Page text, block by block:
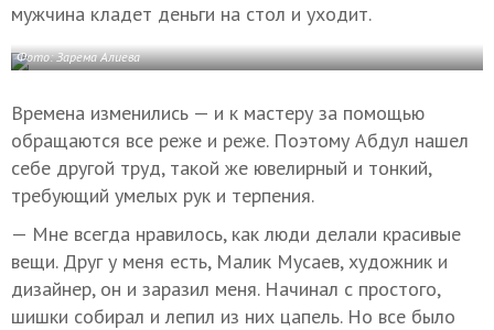
мужчина кладет деньги на стол и уходит.
Фото: Зарема Алиева
Времена изменились — и к мастеру за помощью
обращаются все реже и реже. Поэтому Абдул нашел
себе другой труд, такой же ювелирный и тонкий,
требующий умелых рук и терпения.
— Мне всегда нравилось, как люди делали красивые
вещи. Друг у меня есть, Малик Мусаев, художник и
дизайнер, он и заразил меня. Начинал с простого,
шишки собирал и лепил из них цапель. Но все было